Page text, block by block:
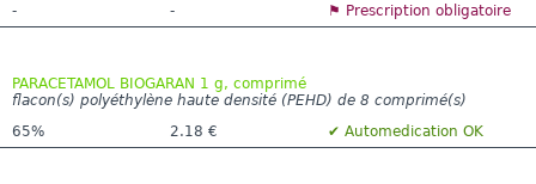
-
- ⚑ Prescription obligatoire
PARACETAMOL BIOGARAN 1 g, comprimé
flacon(s) polyéthylène haute densité (PEHD) de 8 comprimé(s)
65%
2.18 € ✔ Automedication OK